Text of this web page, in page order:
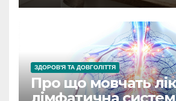
ЗДОРОВ'Я ТА ДОВГОЛІТТЯ
Про що мовчать